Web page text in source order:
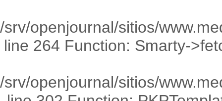
/srv/openjournal/sitios/
line 264 Function: Smarty-
/srv/openjournal/sitios/